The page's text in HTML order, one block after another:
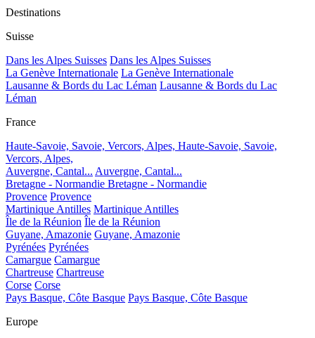
Destinations
Suisse
Dans les Alpes Suisses Dans les Alpes Suisses
La Genève Internationale La Genève Internationale
Lausanne & Bords du Lac Léman Lausanne & Bords du Lac
Léman
France
Haute-Savoie, Savoie, Vercors, Alpes, Haute-Savoie, Savoie,
Vercors, Alpes,
Auvergne, Cantal... Auvergne, Cantal...
Bretagne - Normandie Bretagne - Normandie
Provence Provence
Martinique Antilles Martinique Antilles
Île de la Réunion Île de la Réunion
Guyane, Amazonie Guyane, Amazonie
Pyrénées Pyrénées
Camargue Camargue
Chartreuse Chartreuse
Corse Corse
Pays Basque, Côte Basque Pays Basque, Côte Basque
Europe